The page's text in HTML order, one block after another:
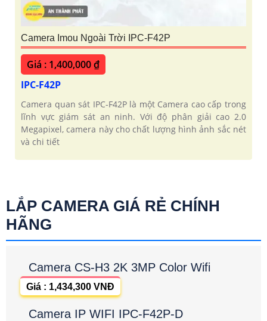
Camera Imou Ngoài Trời IPC-F42P
Giá : 1,400,000 ₫
IPC-F42P
Camera quan sát IPC-F42P là một Camera cao cấp trong
lĩnh vực giám sát an ninh. Với độ phân giải cao 2.0
Megapixel, camera này cho chất lượng hình ảnh sắc nét
và chi tiết
LẮP CAMERA GIÁ RẺ CHÍNH
HÃNG
Camera CS-H3 2K 3MP Color Wifi
Giá : 1,434,300 VNĐ
Camera IP WIFI IPC-F42P-D